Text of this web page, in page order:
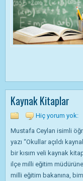
Kaynak Kitaplar
Hiç yorum yok:
Mustafa Ceylan isimli
yazı “Okullar açıldı
bir kısım veli kaynak
ilçe milli eğitim
milli eğitim bakanına,